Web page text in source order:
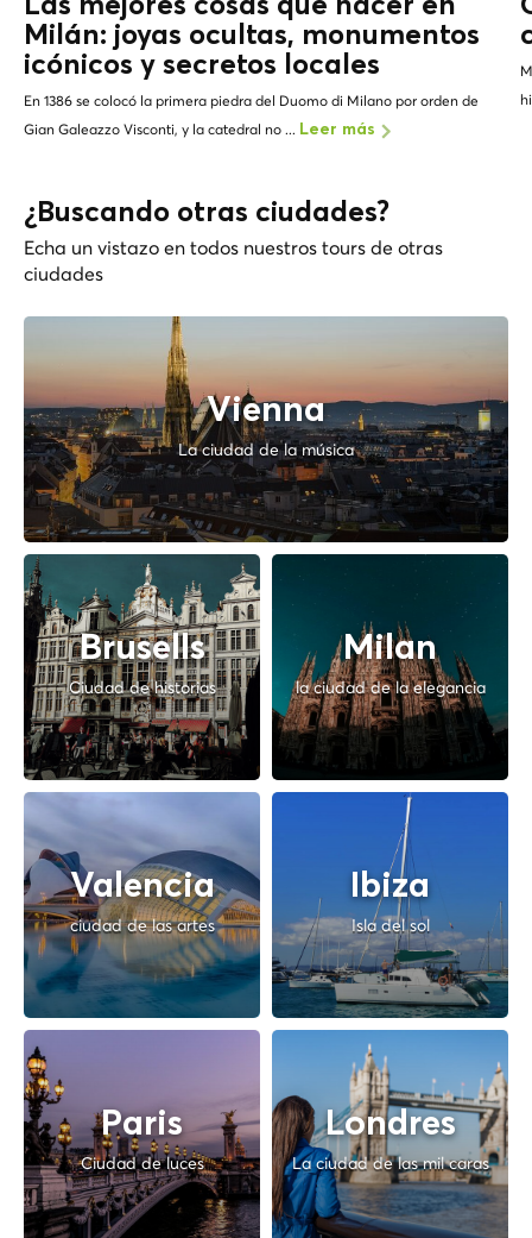
Milán: joyas ocultas, monumentos
icónicos y secretos locales
En 1386 se colocó la primera piedra del Duomo di Milano por orden de
Gian Galeazzo Visconti, y la catedral no ... Leer más
¿Buscando otras ciudades?
Echa un vistazo en todos nuestros tours de otras
ciudades
Vienna
La ciudad de la música
Brusells
Ciudad de historias
Milan
la ciudad de la elegancia
Valencia
ciudad de las artes
Ibiza
Isla del sol
Paris
Ciudad de luces
Londres
La ciudad de las mil caras